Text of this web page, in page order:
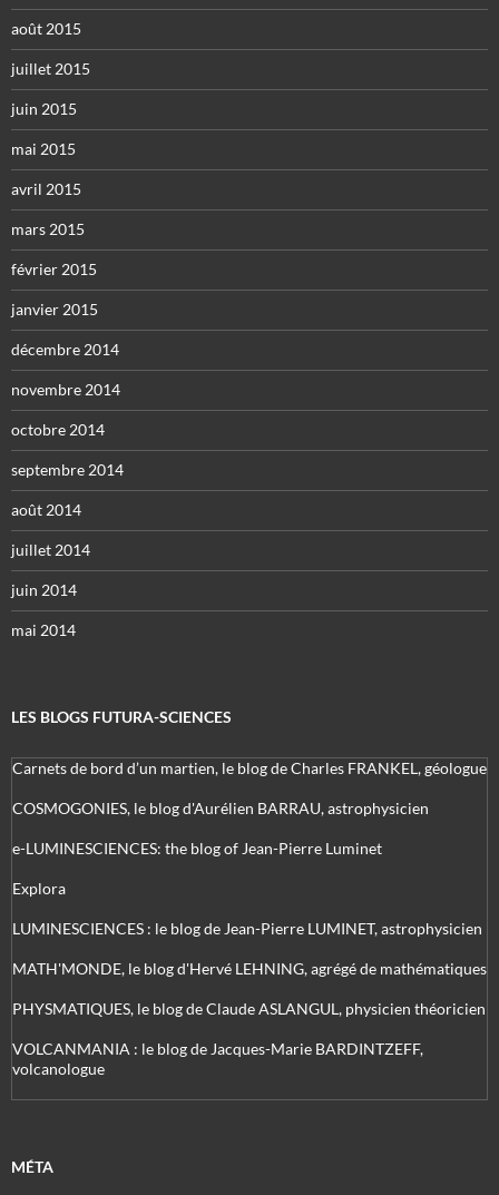
août 2015
juillet 2015
juin 2015
mai 2015
avril 2015
mars 2015
février 2015
janvier 2015
décembre 2014
novembre 2014
octobre 2014
septembre 2014
août 2014
juillet 2014
juin 2014
mai 2014
LES BLOGS FUTURA-SCIENCES
Carnets de bord d’un martien, le blog de Charles FRANKEL, géologue
COSMOGONIES, le blog d'Aurélien BARRAU, astrophysicien
e-LUMINESCIENCES: the blog of Jean-Pierre Luminet
Explora
LUMINESCIENCES : le blog de Jean-Pierre LUMINET, astrophysicien
MATH'MONDE, le blog d'Hervé LEHNING, agrégé de mathématiques
PHYSMATIQUES, le blog de Claude ASLANGUL, physicien théoricien
VOLCANMANIA : le blog de Jacques-Marie BARDINTZEFF,
volcanologue
MÉTA